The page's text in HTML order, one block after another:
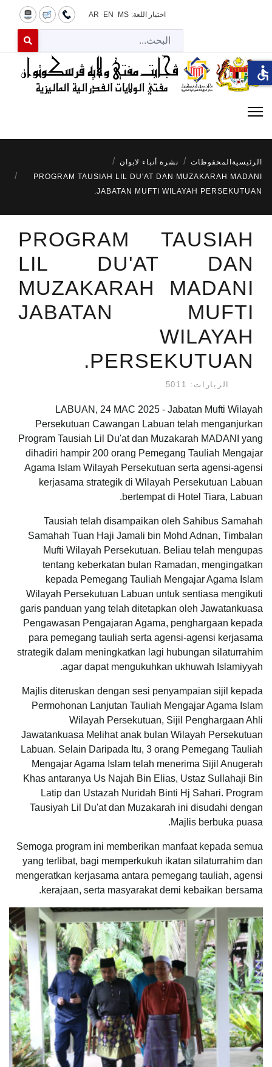
اختيار اللغة: MS
EN
AR
for results.
الرئيسية المحفوظات
نشرة أنباء لابوان
PROGRAM TAUSIAH LIL DU'AT DAN MUZAKARAH MADANI
JABATAN MUFTI WILAYAH PERSEKUTUAN.
PROGRAM TAUSIAH
LIL DU'AT DAN
MUZAKARAH MADANI
JABATAN MUFTI
WILAYAH
PERSEKUTUAN.
الزيارات: 5011
LABUAN, 24 MAC 2025 - Jabatan Mufti Wilayah
Persekutuan Cawangan Labuan telah menganjurkan
Program Tausiah Lil Du'at dan Muzakarah MADANI yang
dihadiri hampir 200 orang Pemegang Tauliah Mengajar
Agama Islam Wilayah Persekutuan serta agensi-agensi
kerjasama strategik di Wilayah Persekutuan Labuan
bertempat di Hotel Tiara, Labuan.
Tausiah telah disampaikan oleh Sahibus Samahah
Samahah Tuan Haji Jamali bin Mohd Adnan, Timbalan
Mufti Wilayah Persekutuan. Beliau telah mengupas
tentang keberkatan bulan Ramadan, mengingatkan
kepada Pemegang Tauliah Mengajar Agama Islam
Wilayah Persekutuan Labuan untuk sentiasa mengikuti
garis panduan yang telah ditetapkan oleh Jawatankuasa
Pengawasan Pengajaran Agama, penghargaan kepada
para pemegang tauliah serta agensi-agensi kerjasama
strategik dalam meningkatkan lagi hubungan silaturrahim
agar dapat mengukuhkan ukhuwah Islamiyyah.
Majlis diteruskan dengan sesi penyampaian sijil kepada
Permohonan Lanjutan Tauliah Mengajar Agama Islam
Wilayah Persekutuan, Sijil Penghargaan Ahli
Jawatankuasa Melihat anak bulan Wilayah Persekutuan
Labuan. Selain Daripada Itu, 3 orang Pemegang Tauliah
Mengajar Agama Islam telah menerima Sijil Anugerah
Khas antaranya Us Najah Bin Elias, Ustaz Sullahaji Bin
Latip dan Ustazah Nuridah Binti Hj Sahari. Program
Tausiyah Lil Du'at dan Muzakarah ini disudahi dengan
Majlis berbuka puasa.
Semoga program ini memberikan manfaat kepada semua
yang terlibat, bagi memperkukuh ikatan silaturrahim dan
mengeratkan kerjasama antara pemegang tauliah, agensi
kerajaan, serta masyarakat demi kebaikan bersama.
accessible